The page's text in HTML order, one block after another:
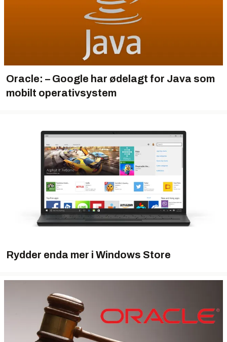
Oracle: – Google har ødelagt for Java som
mobilt operativsystem
Rydder enda mer i Windows Store